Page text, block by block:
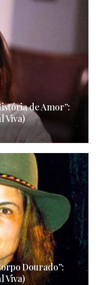
de Amor”:
Viva)
Dourado”:
Viva)